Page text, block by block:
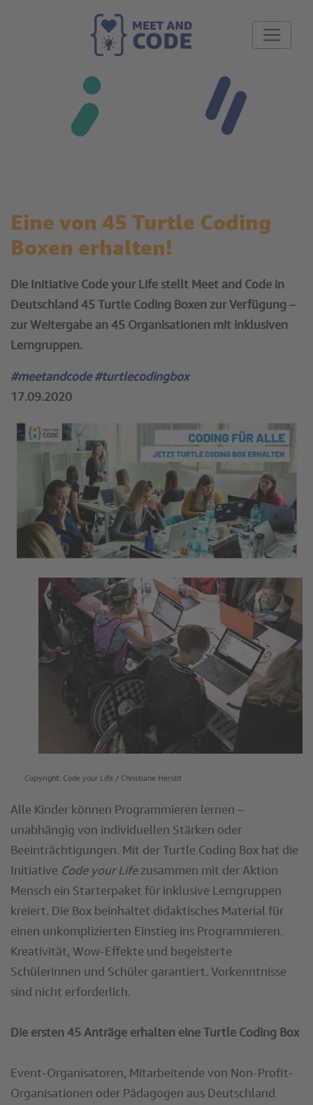
Eine von 45 Turtle Coding
Boxen erhalten!
Die Initiative Code your Life stellt Meet and Code in
Deutschland 45 Turtle Coding Boxen zur Verfügung –
zur Weitergabe an 45 Organisationen mit inklusiven
Lerngruppen.
#meetandcode #turtlecodingbox
17.09.2020
Copyright: Code your Life / Christiane Herold
Alle Kinder können Programmieren lernen –
unabhängig von individuellen Stärken oder
Beeinträchtigungen. Mit der Turtle Coding Box hat die
Initiative Code your Lifezusammen mit der Aktion
Mensch ein Starterpaket für inklusive Lerngruppen
kreiert. Die Box beinhaltet didaktisches Material für
einen unkomplizierten Einstieg ins Programmieren.
Kreativität, Wow-Effekte und begeisterte
Schülerinnen und Schüler garantiert. Vorkenntnisse
sind nicht erforderlich.
Die ersten 45 Anträge erhalten eine Turtle Coding Box
Event-Organisatoren, Mitarbeitende von Non-Profit-
Organisationen oder Pädagogen aus Deutschland